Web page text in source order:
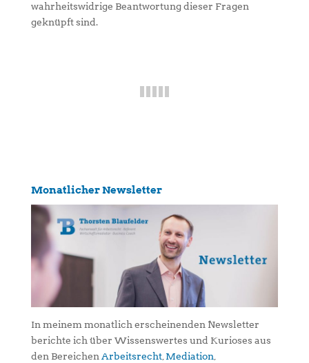
wahrheitswidrige Beantwortung dieser Fragen
geknüpft sind.
Monatlicher Newsletter
In meinem monatlich erscheinenden Newsletter
berichte ich über Wissenswertes und Kurioses aus
den Bereichen Arbeitsrecht, Mediation